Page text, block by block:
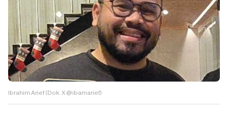
Ibrahim Arief (Dok. X @ibamarief)